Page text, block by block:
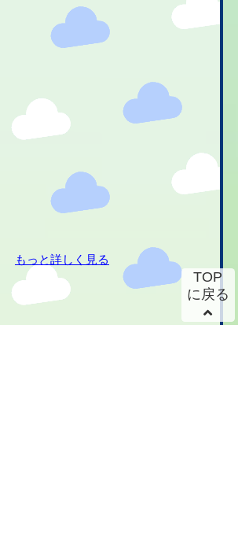
もっと詳しく見る
TOP
に戻る